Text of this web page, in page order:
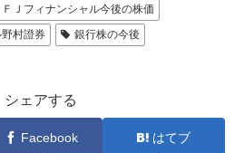
Ｊフィナンシャル今後の株価
村證券
銀行株の今後
シェアする
Facebook はてブ